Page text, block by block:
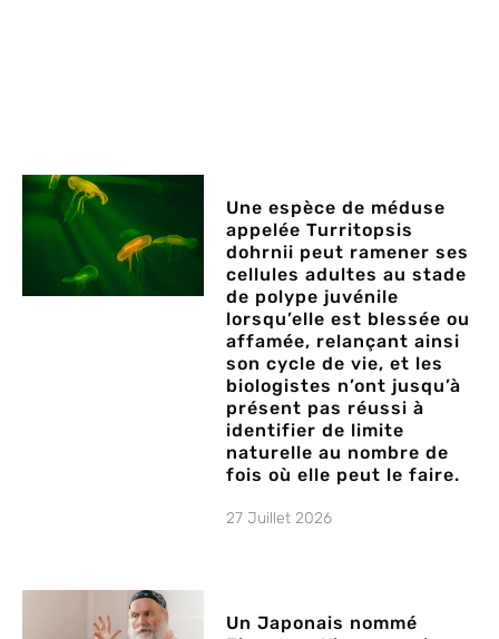
Une espèce de méduse
appelée Turritopsis
dohrnii peut ramener ses
cellules adultes au stade
de polype juvénile
lorsqu’elle est blessée ou
affamée, relançant ainsi
son cycle de vie, et les
biologistes n’ont jusqu’à
présent pas réussi à
identifier de limite
naturelle au nombre de
fois où elle peut le faire.
27 Juillet 2026
Un Japonais nommé